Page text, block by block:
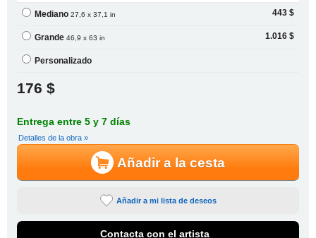
Mediano27,6 x 37,1 in 443 $
Grande46,9 x 63 in 1.016 $
Personalizado
176 $
Entrega entre 5 y 7 días
Detalles de la obra »
Añadir a la cesta
Añadir a mi lista de deseos
Contacta con el artista